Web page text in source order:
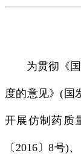
为贯彻《国
度的意见》(国
开展仿制药质
〔2016〕8号)